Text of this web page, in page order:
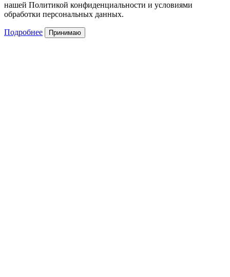
нашей Политикой конфиденциальности и условиями
обработки персональных данных.
Подробнее Принимаю